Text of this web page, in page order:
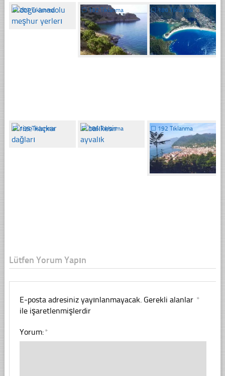
☐207 Tıklanma ☐192 Tıklanma ☐186 Tıklanma
☐196 Tıklanma ☐186 Tıklanma ☐ 192 Tıklanma
Lütfen Yorum Yapın
E-posta adresiniz yayınlanmayacak. Gerekli alanlar *
ile işaretlenmişlerdir
Yorum:*